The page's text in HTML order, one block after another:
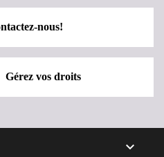
nous!
Gérez vos droits
